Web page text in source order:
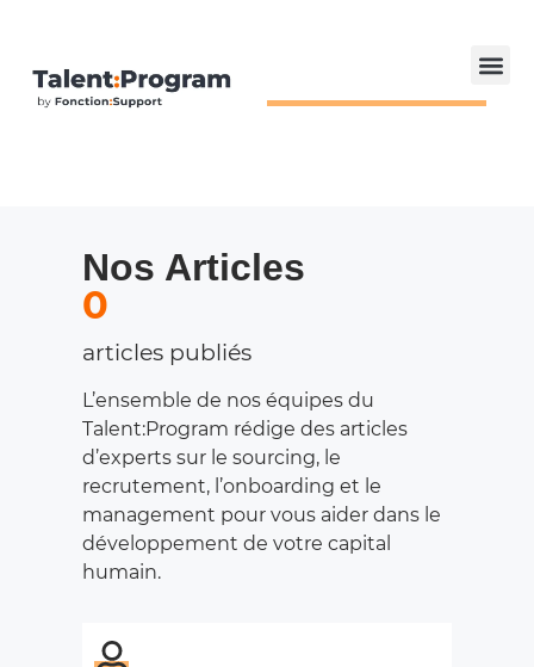
Nos Articles
articles publiés
0
L’ensemble de nos équipes du
Talent:Program rédige des articles
d’experts sur le sourcing, le
recrutement, l’onboarding et le
management pour vous aider dans le
développement de votre capital
humain.